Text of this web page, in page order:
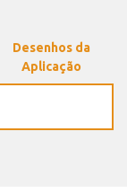
Desenhos da
Aplicação